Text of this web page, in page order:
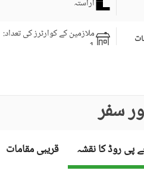
آراستہ
ملازمین کے کوارٹرز کی تعداد:
1
فرسٹ ایڈ یا میڈیکل سنٹر
سفر
پی روڈ کا نقشہ قریبی مقامات